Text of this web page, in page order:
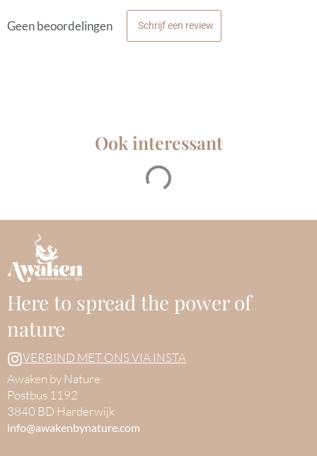
Geen beoordelingen Schrijf een review
Ook interessant
Here to spread the power of
nature
VERBIND MET ONS VIA INSTA
Awaken by Nature
Postbus 1192
3840 BD Harderwijk
info@awakenbynature.com